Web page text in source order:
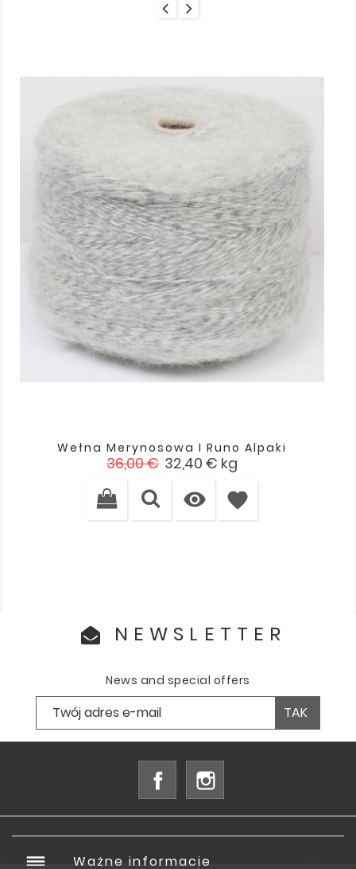
Wełna Merynosowa I Runo Alpaki
Cena
36,00 € Cena
32,40 € kg
 favorite
NEWSLETTER
News and special offers
Facebook
reorder Ważne informacje